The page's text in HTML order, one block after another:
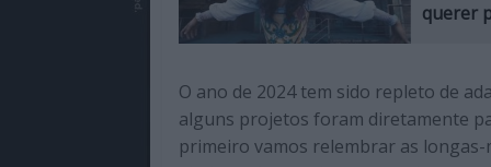
querer
O ano de 2024 tem sido repleto de
alguns projetos foram diretamente
primeiro vamos relembrar as